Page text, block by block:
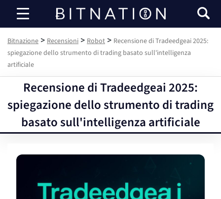
Bitnazione
Bitnazione > Recensioni > Robot > Recensione di Tradeedgeai 2025:
spiegazione dello strumento di trading basato sull'intelligenza
artificiale
Recensione di Tradeedgeai 2025:
spiegazione dello strumento di trading
basato sull'intelligenza artificiale